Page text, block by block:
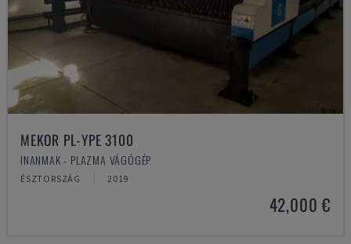
MEKOR PL-YPE 3100
INANMAK - PLAZMA VÁGÓGÉP
ÉSZTORSZÁG 2019
42,000 €